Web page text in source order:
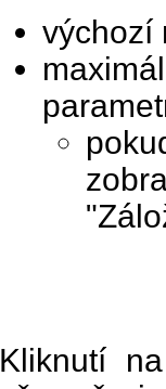
výchozí
Kliknutí